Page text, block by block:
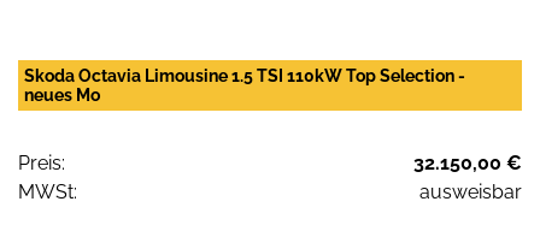
Skoda Octavia Limousine 1.5 TSI 110kW Top Selection -
neues Mo
Preis:
32.150,00 €
MWSt:
ausweisbar